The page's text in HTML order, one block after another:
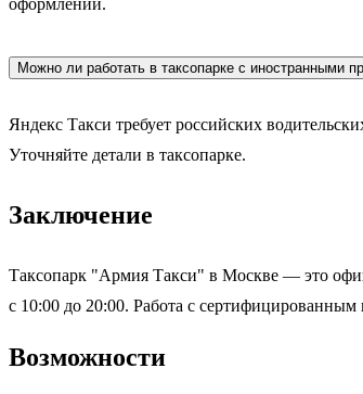
оформлении.
Можно ли работать в таксопарке с иностранными
Яндекс Такси требует российских
Уточняйте детали в таксопарке.
Заключение
Таксопарк "Армия Такси" в Москве — это
с 10:00 до 20:00. Работа с сертифицированным
Возможности